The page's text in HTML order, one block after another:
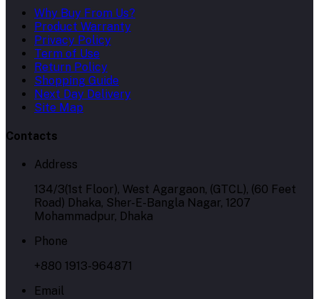
Why Buy From Us?
Product Warranty
Privacy Policy
Term of Use
Return Policy
Shopping Guide
Next Day Delivery
Site Map
Contacts
Address
134/3(1st Floor), West Agargaon, (GTCL), (60 Feet
Road) Dhaka, Sher-E-Bangla Nagar, 1207
Mohammadpur, Dhaka
Phone
+880 1913-964871
Email